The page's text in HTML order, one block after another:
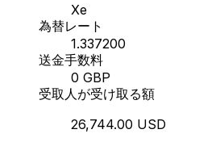
Xe
為替レート
1.337200
送金手数料
0 GBP
受取人が受け取る額
26,744.00 USD